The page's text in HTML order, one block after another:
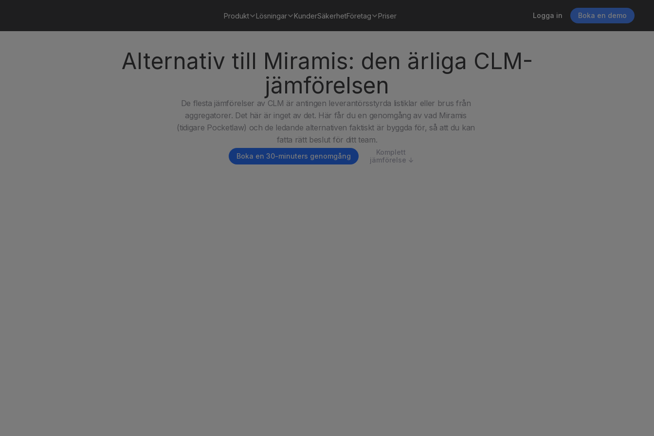
Produkt Lösningar KunderSäkerhetFöretag Priser Logga in Boka en demo
Alternativ till Miramis: den ärliga CLM-
jämförelsen
De flesta jämförelser av CLM är antingen leverantörsstyrda listiklar eller brus från
aggregatorer. Det här är inget av det. Här får du en genomgång av vad Miramis
(tidigare Pocketlaw) och de ledande alternativen faktiskt är byggda för, så att du kan
fatta rätt beslut för ditt team.
Boka en 30-minuters genomgång
Komplett
jämförelse ↓